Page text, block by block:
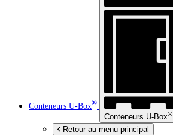
Conteneurs U-Box®
Conteneurs U-Box®
Retour au menu principal